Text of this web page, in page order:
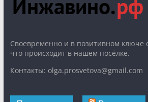
Cвоевременно и в позитивном ключе
что происходит в нашем посёлке.
Контакты: olga.prosvetova@gmail.com